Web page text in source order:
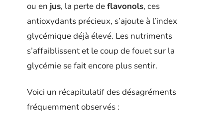
ou en jus, la perte deflavonols, ces
antioxydants précieux, s’ajoute à l’index
glycémique déjà élevé. Les nutriments
s’affaiblissent et le coup de fouet sur la
glycémie se fait encore plus sentir.
Voici un récapitulatif des désagréments
fréquemment observés :